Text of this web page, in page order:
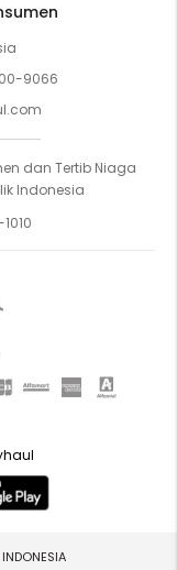
9066
dan Tertib Niaga
Indonesia